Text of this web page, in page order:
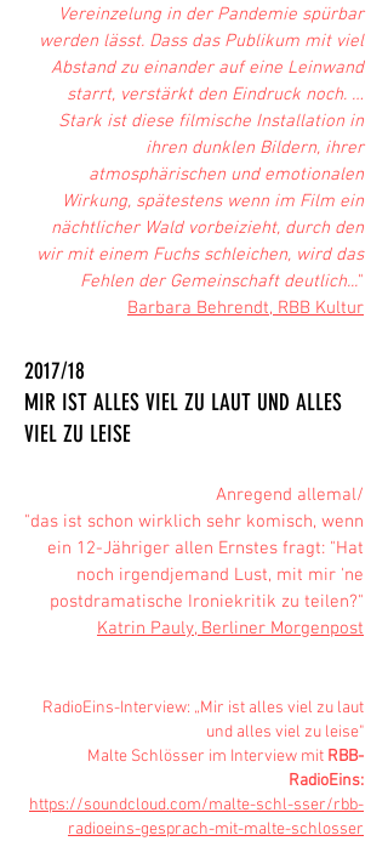
Vereinzelung in der Pandemie spürbar
werden lässt. Dass das Publikum mit viel
Abstand zu einander auf eine Leinwand
starrt, verstärkt den Eindruck noch. …
Stark ist diese filmische Installation in
ihren dunklen Bildern, ihrer
atmosphärischen und emotionalen
Wirkung, spätestens wenn im Film ein
nächtlicher Wald vorbeizieht, durch den
wir mit einem Fuchs schleichen, wird das
Fehlen der Gemeinschaft deutlich..."
Barbara Behrendt, RBB Kultur
2017/18
MIR IST ALLES VIEL ZU LAUT UND ALLES
VIEL ZU LEISE
Anregend allemal/
"das ist schon wirklich sehr komisch, wenn
ein 12-Jähriger allen Ernstes fragt: "Hat
noch irgendjemand Lust, mit mir 'ne
postdramatische Ironiekritik zu teilen?"
Katrin Pauly, Berliner Morgenpost
RadioEins-Interview: „Mir ist alles viel zu laut
und alles viel zu leise"
Malte Schlösser im Interview mit RBB-
RadioEins:
https://soundcloud.com/malte-schl-sser/rbb-
radioeins-gesprach-mit-malte-schlosser